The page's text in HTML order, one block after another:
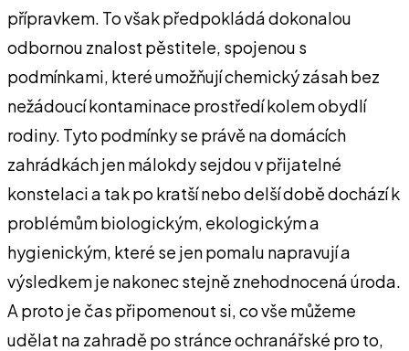
přípravkem. To však předpokládá dokonalou
odbornou znalost pěstitele, spojenou s
podmínkami, které umožňují chemický zásah bez
nežádoucí kontaminace prostředí kolem obydlí
rodiny. Tyto podmínky se právě na domácích
zahrádkách jen málokdy sejdou v přijatelné
konstelaci a tak po kratší nebo delší době dochází k
problémům biologickým, ekologickým a
hygienickým, které se jen pomalu napravují a
výsledkem je nakonec stejně znehodnocená úroda.
A proto je čas připomenout si, co vše můžeme
udělat na zahradě po stránce ochranářské pro to,